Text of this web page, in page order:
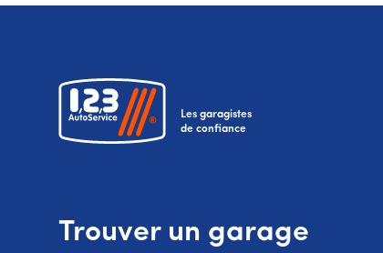
Les garagistes
de confiance
Trouver un garage